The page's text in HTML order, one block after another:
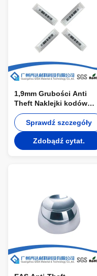
1,9mm Grubości Anti
Theft Naklejki kodów
kreskowych Etykiety
Detaliczne kradzieży
zabezpieczeń Tagi
Sprawdź szczegóły
Zdobądź cytat.